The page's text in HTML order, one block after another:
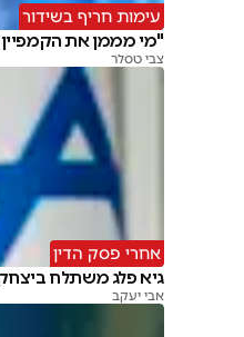
עימות חריף בשידור
"מי מממן את
צבי טסלר
אחרי פסק הדין
גיא פלג משתלח
אבי יעקב